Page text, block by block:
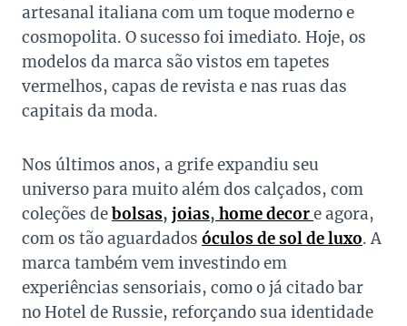
artesanal italiana com um toque moderno e
cosmopolita. O sucesso foi imediato. Hoje, os
modelos da marca são vistos em tapetes
vermelhos, capas de revista e nas ruas das
capitais da moda.
Nos últimos anos, a grife expandiu seu
universo para muito além dos calçados, com
coleções debolsas, joias, home decore agora,
com os tão aguardados óculos de sol de luxo. A
marca também vem investindo em
experiências sensoriais, como o já citado bar
no Hotel de Russie, reforçando sua identidade